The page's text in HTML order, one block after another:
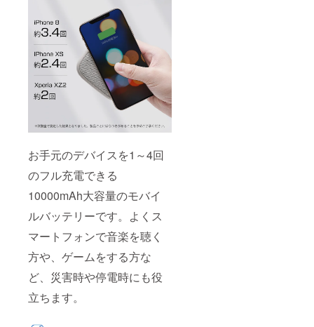
お手元のデバイスを1～4回
のフル充電できる
10000mAh大容量のモバイ
ルバッテリーです。よくス
マートフォンで音楽を聴く
方や、ゲームをする方な
ど、災害時や停電時にも役
立ちます。